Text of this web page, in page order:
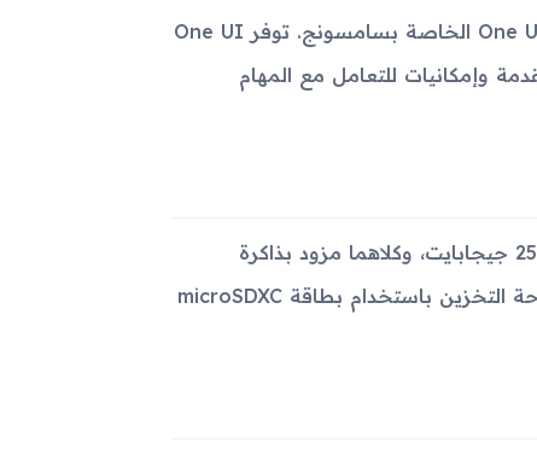
يأتي الجهاز بنظام تشغيل Android 13 مع واجهة المستخدم One UI 5.1 الخاصة بسامسونج. توفر One UI
وإمكانيات للتعامل مع المهام
يتوفر الجهاز بنسختين من حيث الذاكرة الداخلية: 128 جيجابايت و256 جيجابايت، وكلاهما مزود بذاكرة
عشوائية بسعة 8 جيجابايت. يمكن للمستخدمين أيضًا توسيع مساحة التخزين باستخدام بطاقة microSDXC